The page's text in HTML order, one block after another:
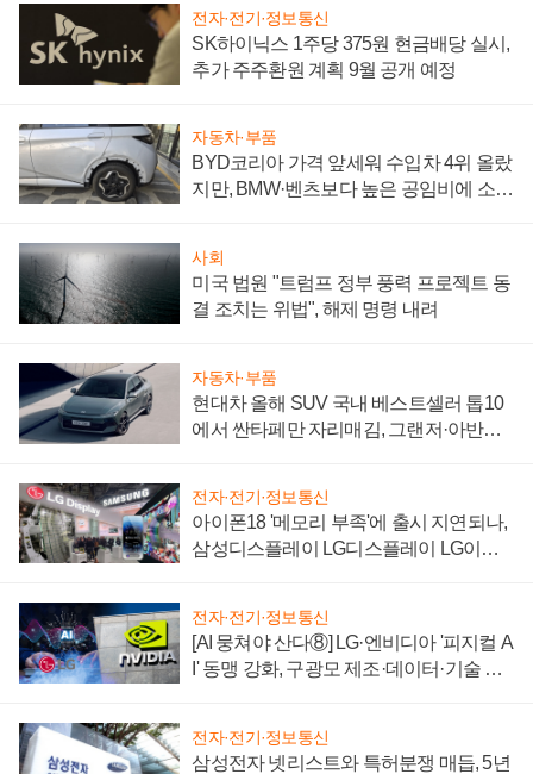
전자·전기·정보통신
SK하이닉스 1주당 375원 현금배당 실시,
추가 주주환원 계획 9월 공개 예정
자동차·부품
BYD코리아 가격 앞세워 수입차 4위 올랐
지만, BMW·벤츠보다 높은 공임비에 소비
사회
미국 법원 "트럼프 정부 풍력 프로젝트 동
결 조치는 위법", 해제 명령 내려
자동차·부품
현대차 올해 SUV 국내 베스트셀러 톱10
에서 싼타페만 자리매김, 그랜저·아반떼
전자·전기·정보통신
아이폰18 '메모리 부족'에 출시 지연되나,
삼성디스플레이 LG디스플레이 LG이노
전자·전기·정보통신
[AI 뭉쳐야 산다⑧] LG·엔비디아 '피지컬 A
I' 동맹 강화, 구광모 제조·데이터·기술 결
전자·전기·정보통신
삼성전자 넷리스트와 특허분쟁 매듭, 5년